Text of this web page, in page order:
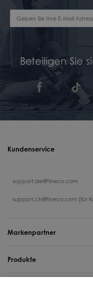
Beteiligen Sie
Kundenservice
support.de@tineco.com
support.ch@tineco.com (für
Markenpartner
Produkte